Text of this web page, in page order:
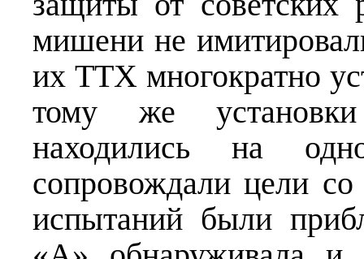
мишени не
их ТТХ многократно
тому же
находились на
сопровождали цели
испытаний были